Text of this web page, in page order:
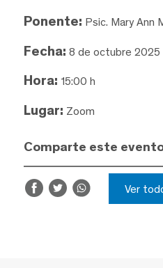
Ponente: Psic. Mary Ann
Fecha: 8 de octubre 2025
Hora: 15:00 h
Lugar: Zoom
Comparte este
Ver